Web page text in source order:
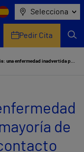
Selecciona
Pedir Cita
Tuberculosis: una enfermedad inadvertida para la mayoría de quienes entran en contacto con ella
de